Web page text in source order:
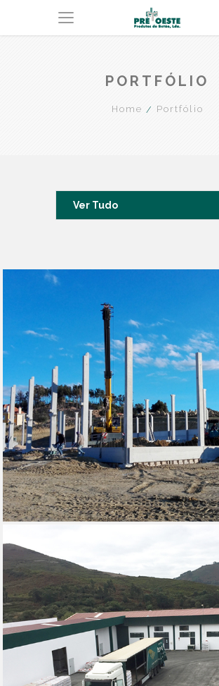
PORTFÓLIO
Home Portfólio
Ver Tudo